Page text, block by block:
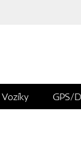
Vozíky GPS/